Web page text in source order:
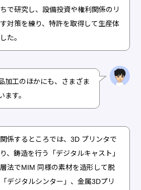
で研究し、設備投資や権利関係のリ
対策を練り、特許を取得して生産体
た。
加工のほかにも、さまざま
ます。
係するところでは、3D プリンタで
、鋳造を行う「デジタルキャスト」
法でMIM 同様の素材を造形して脱
デジタルシンター」、金属3Dプリ